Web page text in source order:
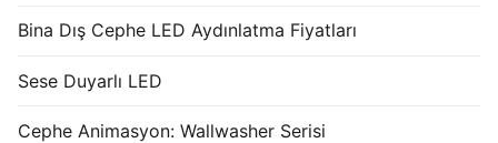
Bina Dış Cephe LED Aydınlatma Fiyatları
Sese Duyarlı LED
Cephe Animasyon: Wallwasher Serisi